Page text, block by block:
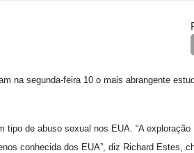
na segunda-feira 10 o mais abrangente
tipo de abuso sexual nos EUA. “A exploração
conhecida dos EUA”, diz Richard Estes,